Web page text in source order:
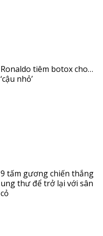
Ronaldo tiêm botox cho…
‘cậu nhỏ’
9 tấm gương chiến thắng
ung thư để trở lại với sân
cỏ